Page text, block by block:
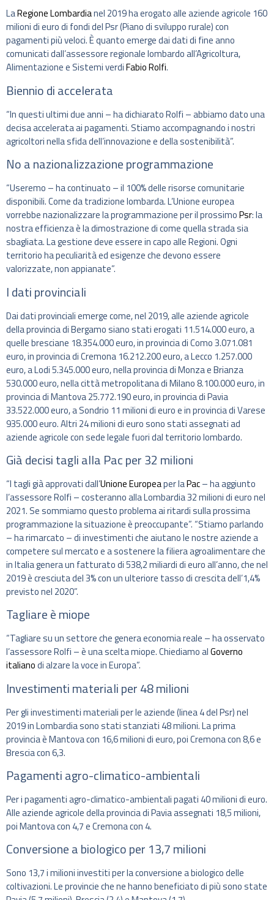
LaRegione Lombardianel 2019 ha erogato alle aziende agricole 160
milioni di euro di fondi del Psr (Piano di sviluppo rurale) con
pagamenti più veloci. È quanto emerge dai dati di fine anno
comunicati dall’assessore regionale lombardo all’Agricoltura,
Alimentazione e Sistemi verdiFabio Rolfi.
Biennio di accelerata
“In questi ultimi due anni – ha dichiarato Rolfi – abbiamo dato una
decisa accelerata ai pagamenti. Stiamo accompagnando i nostri
agricoltori nella sfida dell’innovazione e della sostenibilità”.
No a nazionalizzazione programmazione
“Useremo – ha continuato – il 100% delle risorse comunitarie
disponibili. Come da tradizione lombarda. L’Unione europea
vorrebbe nazionalizzare la programmazione per il prossimoPsr: la
nostra efficienza è la dimostrazione di come quella strada sia
sbagliata. La gestione deve essere in capo alle Regioni. Ogni
territorio ha peculiarità ed esigenze che devono essere
valorizzate, non appianate”.
I dati provinciali
Dai dati provinciali emerge come, nel 2019, alle aziende agricole
della provincia di Bergamo siano stati erogati 11.514.000 euro, a
quelle bresciane 18.354.000 euro, in provincia di Como 3.071.081
euro, in provincia di Cremona 16.212.200 euro, a Lecco 1.257.000
euro, a Lodi 5.345.000 euro, nella provincia di Monza e Brianza
530.000 euro, nella città metropolitana di Milano 8.100.000 euro, in
provincia di Mantova 25.772.190 euro, in provincia di Pavia
33.522.000 euro, a Sondrio 11 milioni di euro e in provincia di Varese
935.000 euro. Altri 24 milioni di euro sono stati assegnati ad
aziende agricole con sede legale fuori dal territorio lombardo.
Già decisi tagli alla Pac per 32 milioni
“I tagli già approvati dall’Unione Europeaper laPac– ha aggiunto
l’assessore Rolfi – costeranno alla Lombardia 32 milioni di euro nel
2021. Se sommiamo questo problema ai ritardi sulla prossima
programmazione la situazione è preoccupante”. “Stiamo parlando
– ha rimarcato – di investimenti che aiutano le nostre aziende a
competere sul mercato e a sostenere la filiera agroalimentare che
in Italia genera un fatturato di 538,2 miliardi di euro all’anno, che nel
2019 è cresciuta del 3% con un ulteriore tasso di crescita dell’1,4%
previsto nel 2020”.
Tagliare è miope
“Tagliare su un settore che genera economia reale – ha osservato
l’assessore Rolfi – è una scelta miope. Chiediamo alGoverno
italianodi alzare la voce in Europa”.
Investimenti materiali per 48 milioni
Per gli investimenti materiali per le aziende (linea 4 del Psr) nel
2019 in Lombardia sono stati stanziati 48 milioni. La prima
provincia è Mantova con 16,6 milioni di euro, poi Cremona con 8,6 e
Brescia con 6,3.
Pagamenti agro-climatico-ambientali
Per i pagamenti agro-climatico-ambientali pagati 40 milioni di euro.
Alle aziende agricole della provincia di Pavia assegnati 18,5 milioni,
poi Mantova con 4,7 e Cremona con 4.
Conversione a biologico per 13,7 milioni
Sono 13,7 i milioni investiti per la conversione a biologico delle
coltivazioni. Le provincie che ne hanno beneficiato di più sono state